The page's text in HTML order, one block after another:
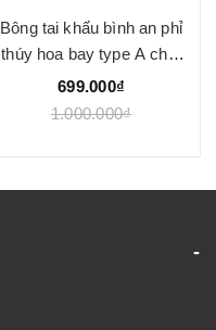
Bông tai khấu bình an phỉ
thúy hoa bay type A chất
nếp băng
699.000₫
1.000.000₫